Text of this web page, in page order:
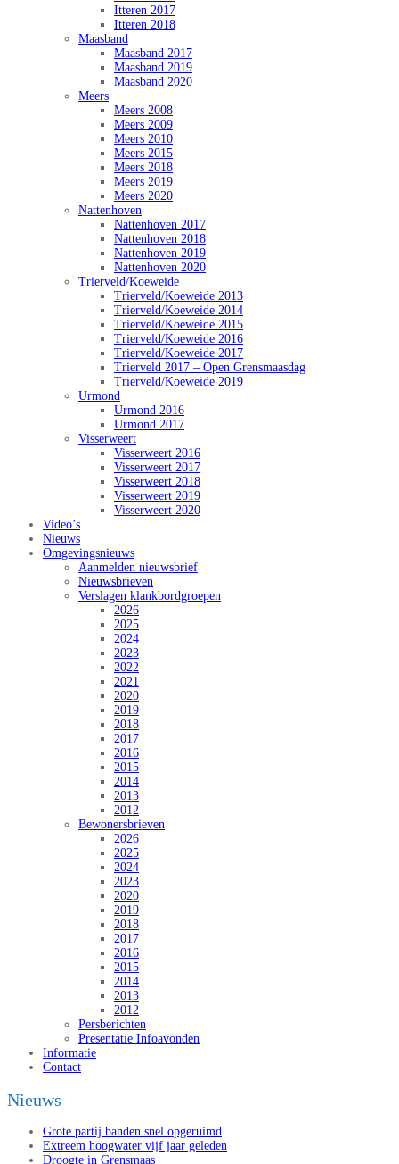
Itteren 2017
Itteren 2018
Maasband
Maasband 2017
Maasband 2019
Maasband 2020
Meers
Meers 2008
Meers 2009
Meers 2010
Meers 2015
Meers 2018
Meers 2019
Meers 2020
Nattenhoven
Nattenhoven 2017
Nattenhoven 2018
Nattenhoven 2019
Nattenhoven 2020
Trierveld/Koeweide
Trierveld/Koeweide 2013
Trierveld/Koeweide 2014
Trierveld/Koeweide 2015
Trierveld/Koeweide 2016
Trierveld/Koeweide 2017
Trierveld 2017 – Open Grensmaasdag
Trierveld/Koeweide 2019
Urmond
Urmond 2016
Urmond 2017
Visserweert
Visserweert 2016
Visserweert 2017
Visserweert 2018
Visserweert 2019
Visserweert 2020
Video’s
Nieuws
Omgevingsnieuws
Aanmelden nieuwsbrief
Nieuwsbrieven
Verslagen klankbordgroepen
2026
2025
2024
2023
2022
2021
2020
2019
2018
2017
2016
2015
2014
2013
2012
Bewonersbrieven
2026
2025
2024
2023
2020
2019
2018
2017
2016
2015
2014
2013
2012
Persberichten
Presentatie Infoavonden
Informatie
Contact
Nieuws
Grote partij banden snel opgeruimd
Extreem hoogwater vijf jaar geleden
Droogte in Grensmaas